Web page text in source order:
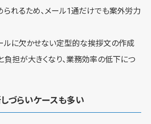
れるため、メール1通だけでも案外労力
ルに欠かせない定型的な挨拶文の作成
負担が大きくなり、業務効率の低下につ
づらいケースも多い